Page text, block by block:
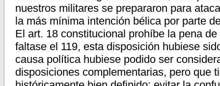
nuestros militares se prepararon para
la más mínima intención bélica por parte
El art. 18 constitucional prohíbe la pena
faltase el 119, esta disposición hubiese
causa política hubiese podido ser
disposiciones complementarias, pero que